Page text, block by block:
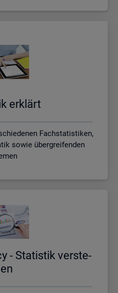
er­klärt
Fachstatistiken,
sowie übergreifenden
- Sta­tis­tik ver­ste­